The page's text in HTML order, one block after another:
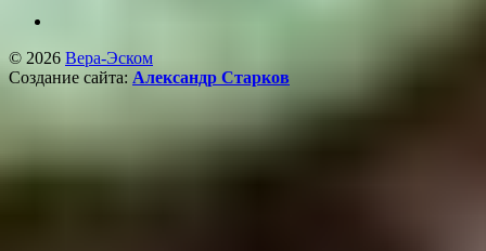
© 2026 Вера-Эском
Создание сайта: Александр Старков